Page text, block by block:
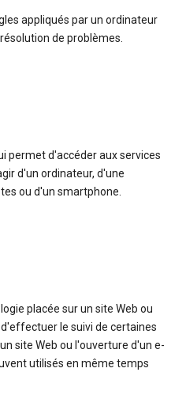
appliqués par un ordinateur
de problèmes.
permet d'accéder aux services
d'un ordinateur, d'une
ou d'un smartphone.
placée sur un site Web ou
le suivi de certaines
site Web ou l'ouverture d'un e-
utilisés en même temps